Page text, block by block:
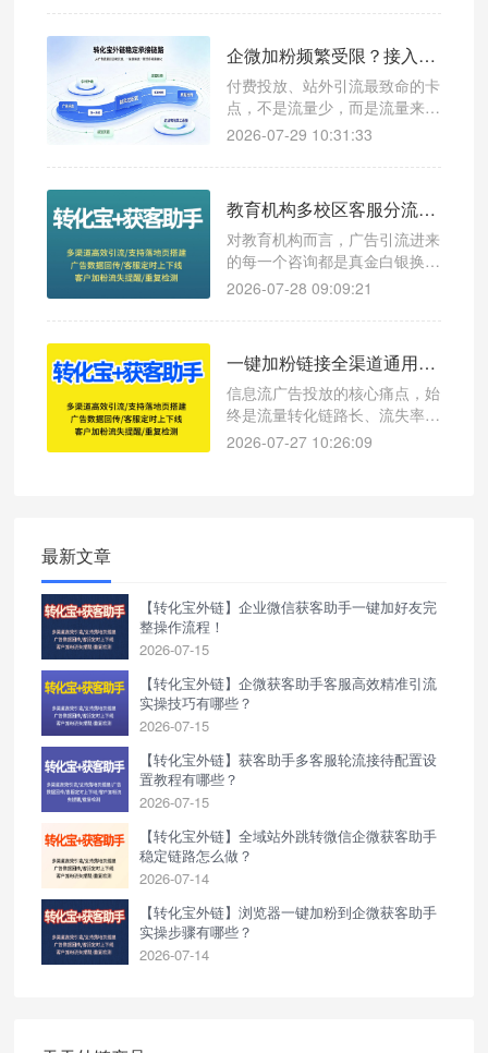
跑越泛、成本越跑越高；搭配合
才能让每一次曝光、每一笔预算
都精准触达高意向人群，实现广
告投放稳定起量、成本可控、客
资高质的长效私域获客闭环
企微加粉频繁受限？接入企微获客助手降低账号风控概率
付费投放、站外引流最致命的卡
点，不是流量少，而是流量来了
接不住：员工账号频繁触发加粉
好友，优质投放流量白白流失，
2026-07-29 10:31:33
教育机构多校区客服分流，使用转化宝降低人工成本实录
对教育机构而言，广告引流进来
的每一个咨询都是真金白银换来
的。但不少机构在客服分配环
就手忙脚乱，要么某个老师被咨
活干”，漏接、回复慢直接导致
线索流失，人工成本反而越堆越
高。
2026-07-28 09:09:21
一键加粉链接全渠道通用配置教程（抖音 / 快手 / 广点通 / 小红书）
信息流广告投放的核心痛点，始
终是流量转化链路长、流失率
高、数据无归因、账号易风控。
2026-07-27 10:26:09
最新文章
【转化宝外链】企业微信获客助手一键加好友完
整操作流程！
2026-07-15
【转化宝外链】企微获客助手客服高效精准引流
实操技巧有哪些？
2026-07-15
【转化宝外链】获客助手多客服轮流接待配置设
置教程有哪些？
2026-07-15
【转化宝外链】全域站外跳转微信企微获客助手
稳定链路怎么做？
2026-07-14
【转化宝外链】浏览器一键加粉到企微获客助手
实操步骤有哪些？
2026-07-14